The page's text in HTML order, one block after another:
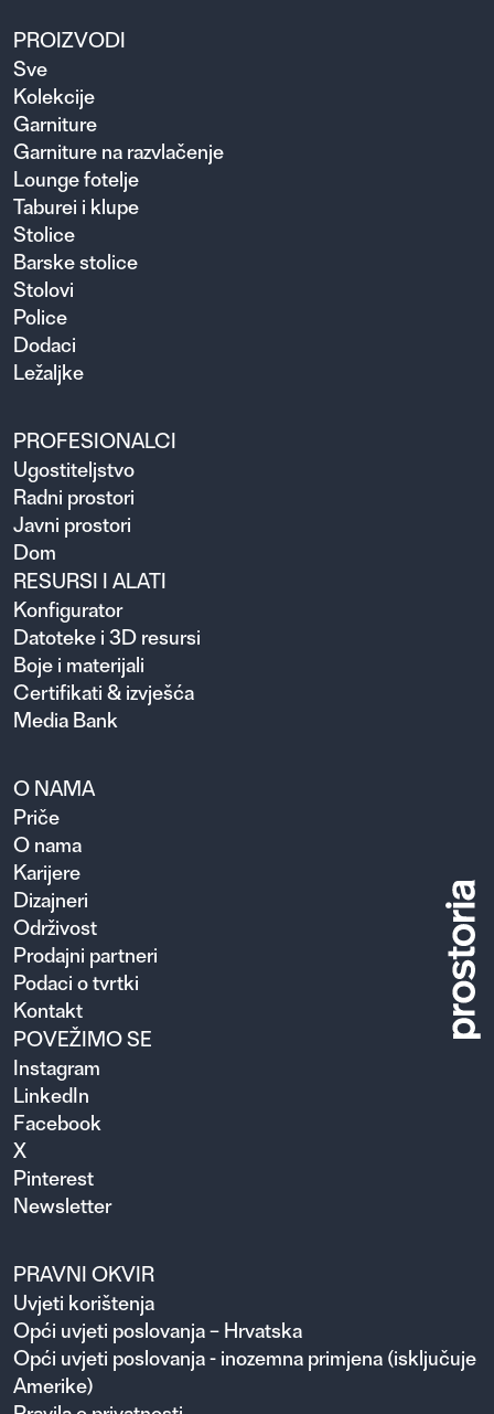
PROIZVODI
Sve
Kolekcije
Garniture
Garniture na razvlačenje
Lounge fotelje
Taburei i klupe
Stolice
Barske stolice
Stolovi
Police
Dodaci
Ležaljke
PROFESIONALCI
Ugosti­teljstvo
Radni prostori
Javni prostori
Dom
RESURSI I ALATI
Konfigurator
Datoteke i 3D resursi
Boje i materijali
Certifikati & izvješća
Media Bank
O NAMA
Priče
O nama
Karijere
Dizajneri
Održivost
Prodajni partneri
Podaci o tvrtki
Kontakt
POVEŽIMO SE
Instagram
LinkedIn
Facebook
X
Pinterest
Newsletter
PRAVNI OKVIR
Uvjeti korištenja
Opći uvjeti poslovanja – Hrvatska
Opći uvjeti poslovanja - inozemna primjena (isključuje
Amerike)